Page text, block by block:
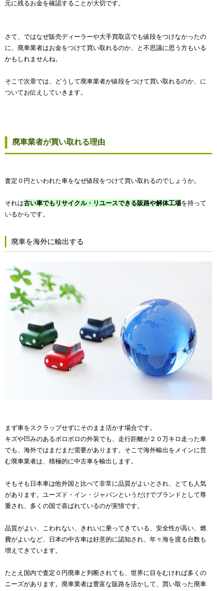
元に残るお金を確認することが大切です。
さて、ではなぜ販売ディーラーや大手買取店でも値段をつけなかったの
に、廃車業者はお金をつけて買い取れるのか、と不思議に思う方もいる
かもしれませんね。
そこで次章では、どうして廃車業者が値段をつけて買い取れるのか、に
ついてお伝えしていきます。
廃車業者が買い取れる理由
査定０円といわれた車をなぜ値段をつけて買い取れるのでしょうか。
それは古い車でもリサイクル・リユースできる販路や解体工場を持って
いるからです。
廃車を海外に輸出する
まず車をスクラップせずにそのまま活かす場合です。
キズや凹みのあるボロボロの外装でも、走行距離が２０万キロ走った車
でも、海外ではまだまだ需要があります。そこで海外輸出をメインに営
む廃車業者は、積極的に中古車を輸出します。
そもそも日本車は他外国と比べて非常に品質がよいとされ、とても人気
があります。ユーズド・イン・ジャパンというだけでブランドとして尊
重され、多くの国で喜ばれているのが実情です。
品質がよい、こわれない、きれいに乗ってきている、安全性が高い、燃
費がよいなど、日本の中古車は好意的に認知され、年々海を渡る台数も
増えてきています。
たとえ国内で査定０円廃車と判断されても、世界に目をむければ多くの
ニーズがあります。廃車業者は豊富な販路を活かして、買い取った廃車